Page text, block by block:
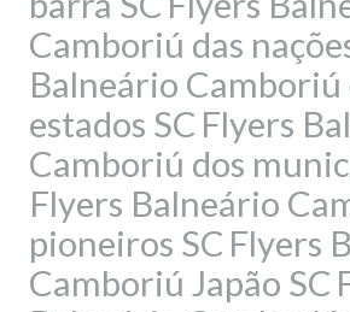
Camboriú das
Balneário Camboriú
estados SC Flyers
Camboriú dos
Flyers Balneário
pioneiros SC Flyers
Camboriú Japão SC